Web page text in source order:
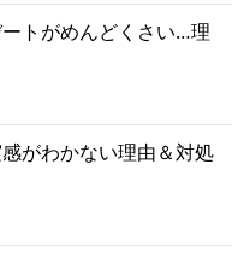
トがめんどくさい…理
がわかない理由＆対処